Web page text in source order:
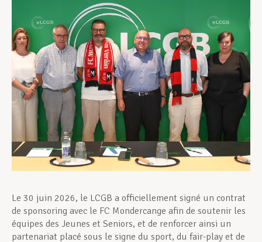
Développement professionnel
Devenir Membre
Actualités
Le 30 juin 2026, le LCGB a officiellement signé un contrat
de sponsoring avec le FC Mondercange afin de soutenir les
équipes des Jeunes et Seniors, et de renforcer ainsi un
partenariat placé sous le signe du sport, du fair-play et de